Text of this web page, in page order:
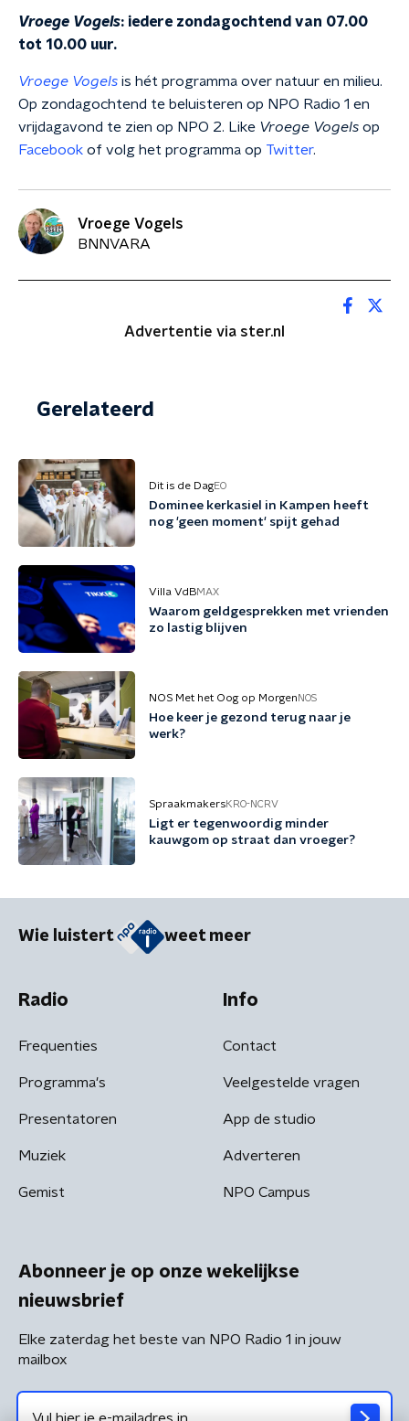
Vroege Vogels: iedere zondagochtend van 07.00
tot 10.00 uur.
Vroege Vogels is hét programma over natuur en milieu.
Op zondagochtend te beluisteren op NPO Radio 1 en
vrijdagavond te zien op NPO 2. Like Vroege Vogels op
Facebook of volg het programma op Twitter.
Vroege Vogels
BNNVARA
Advertentie via ster.nl
Gerelateerd
Dit is de DagEO
Dominee kerkasiel in Kampen heeft
nog 'geen moment' spijt gehad
Villa VdBMAX
Waarom geldgesprekken met vrienden
zo lastig blijven
NOS Met het Oog op Morgen NOS
Hoe keer je gezond terug naar je
werk?
SpraakmakersKRO-NCRV
Ligt er tegenwoordig minder
kauwgom op straat dan vroeger?
Wie luistert weet meer
Radio
Frequenties
Programma's
Presentatoren
Muziek
Gemist
Info
Contact
Veelgestelde vragen
App de studio
Adverteren
NPO Campus
Abonneer je op onze wekelijkse
nieuwsbrief
Elke zaterdag het beste van NPO Radio 1 in jouw
mailbox